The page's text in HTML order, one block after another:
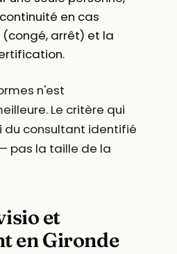
en cas
arrêt) et la
n'est
Le critère qui
du consultant identifié
pas la taille de la
et
en Gironde